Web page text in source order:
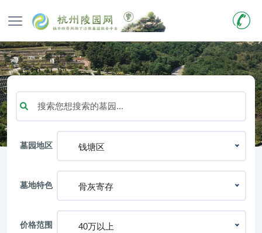
墓园地区 钱塘区
墓地特色 骨灰寄存
价格范围 40万以上